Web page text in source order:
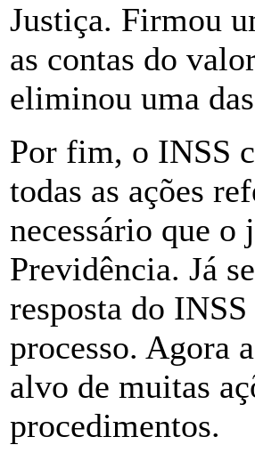
Justiça. Firmou
as contas do
eliminou uma
Por fim, o INSS
todas as ações
necessário que o
Previdência. Já
resposta do
processo. Agora
alvo de muitas
procedimentos.